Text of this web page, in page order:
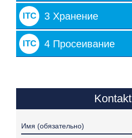
ITC 3 Хранение
ITC 4 Просеивание
Kontakt